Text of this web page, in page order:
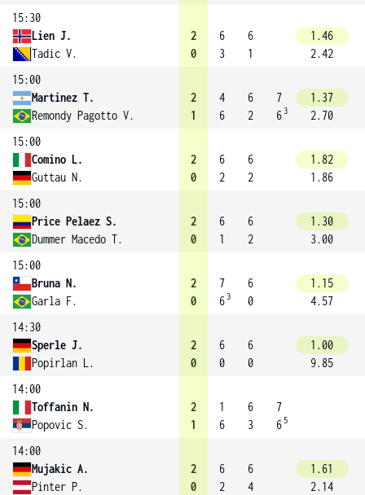
15:30
Lien J.
Tadic V.
2
0
6
3
6
1
1.46
2.42
15:00
Martinez T.
Remondy Pagotto V.
2
1
4
6
6
2
7
6 3
1.37
2.70
15:00
Comino L.
Guttau N.
2
0
6
2
6
2
1.82
1.86
15:00
Price Pelaez S.
Dummer Macedo T.
2
0
6
1
6
2
1.30
3.00
15:00
Bruna N.
Garla F.
2
0
7
6 3
6
0
1.15
4.57
14:30
Sperle J.
Popirlan L.
2
0
6
0
6
0
1.00
9.85
14:00
Toffanin N.
Popovic S.
2
1
1
6
6
3
7
6 5
14:00
Mujakic A.
Pinter P.
2
0
6
2
6
4
1.61
2.14